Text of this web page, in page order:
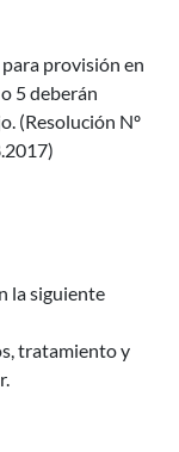
provisión en
5 deberán
(Resolución Nº
la siguiente
tratamiento y